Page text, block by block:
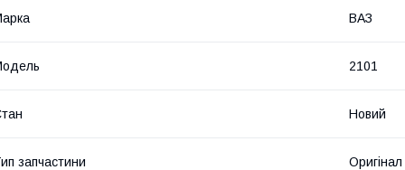
ВАЗ
2101
Новий
запчастини Оригінал